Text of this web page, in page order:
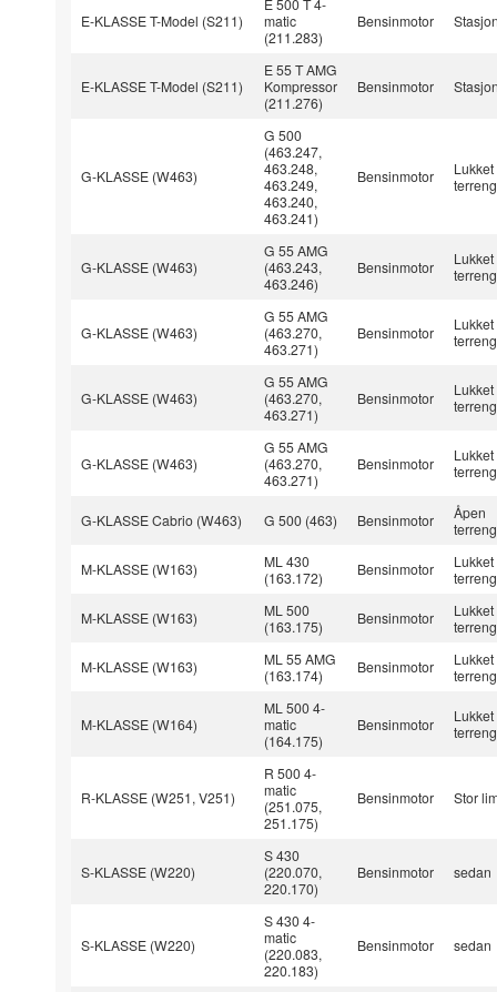
E-KLASSE T-Model (S211)
E 500 T 4-
matic
(211.283)
Bensinmotor
E-KLASSE T-Model (S211)
E 55 T AMG
Kompressor
(211.276)
Bensinmotor
G-KLASSE (W463)
G 500
(463.247,
463.248,
463.249,
463.240,
463.241)
Bensinmotor
Lukket
G-KLASSE (W463)
G 55 AMG
(463.243,
463.246)
Bensinmotor
Lukket
G-KLASSE (W463)
G 55 AMG
(463.270,
463.271)
Bensinmotor
Lukket
G-KLASSE (W463)
G 55 AMG
(463.270,
463.271)
Bensinmotor
Lukket
G-KLASSE (W463)
G 55 AMG
(463.270,
463.271)
Bensinmotor
Lukket
G-KLASSE Cabrio (W463) G 500 (463) Bensinmotor
Åpen
M-KLASSE (W163)
ML 430
(163.172)
Bensinmotor
Lukket
M-KLASSE (W163)
ML 500
(163.175)
Bensinmotor
Lukket
M-KLASSE (W163)
ML 55 AMG
(163.174)
Bensinmotor
Lukket
M-KLASSE (W164)
ML 500 4-
matic
(164.175)
Bensinmotor
Lukket
R-KLASSE (W251, V251)
R 500 4-
matic
(251.075,
251.175)
Bensinmotor Stor
S-KLASSE (W220)
S 430
(220.070,
220.170)
Bensinmotor sedan
S-KLASSE (W220)
S 430 4-
matic
(220.083,
220.183)
Bensinmotor sedan